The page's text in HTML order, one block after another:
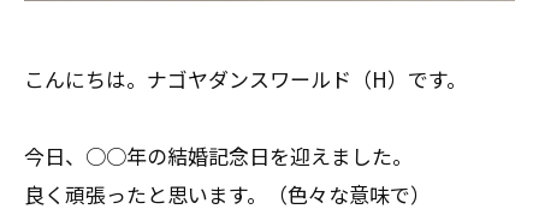
こんにちは。ナゴヤダンスワールド（H）です。
今日、○○年の結婚記念日を迎えました。
良く頑張ったと思います。（色々な意味で）